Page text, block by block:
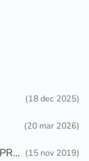
(18 dec 2025)
(20 mar 2026)
(15 nov 2019)